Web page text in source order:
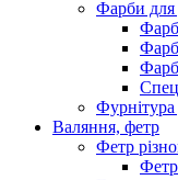
Фарби для
Фурнітура
Валяння, фетр
Фетр